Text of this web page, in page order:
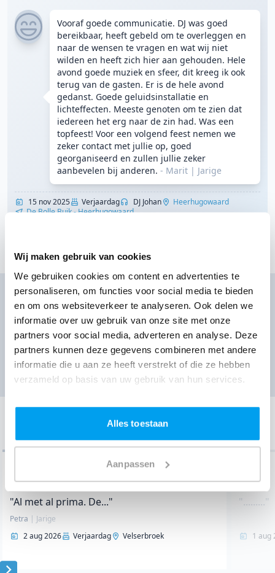
Wij maken gebruik van cookies
We gebruiken cookies om content en advertenties te
personaliseren, om functies voor social media te bieden
en om ons websiteverkeer te analyseren. Ook delen we
informatie over uw gebruik van onze site met onze
partners voor social media, adverteren en analyse. Deze
partners kunnen deze gegevens combineren met andere
informatie die u aan ze heeft verstrekt of die ze hebben
verzameld op basis van uw gebruik van hun services.
Alles toestaan
Aanpassen
Vooraf goede communicatie. DJ was goed
bereikbaar, heeft gebeld om te overleggen en
naar de wensen te vragen en wat wij niet
wilden en heeft zich hier aan gehouden. Hele
avond goede muziek en sfeer, dit kreeg ik ook
terug van de gasten. Er is de hele avond
gedanst. Goede geluidsinstallatie en
lichteffecten. Meeste genoten om te zien dat
iedereen het erg naar de zin had. Was een
topfeest! Voor een volgend feest nemen we
zeker contact met jullie op, goed
georganiseerd en zullen jullie zeker
aanbevelen bij anderen. - Marit | Jarige
15 nov 2025 Verjaardag DJ Johan
Heerhugowaard
De Bolle Buik - Heerhugowaard
DJ huren voor jouw feest?
Ontvang direct prijzen per WhatsApp of sms
Ga naar prijzen
Onze klantervaringen
Bekijk de laatste 10 van 18260 klantervaringen
7.7
"Al met al prima. De..."
Petra | Jarige
2 aug 2026
Verjaardag Velserbroek
"........."
1 aug